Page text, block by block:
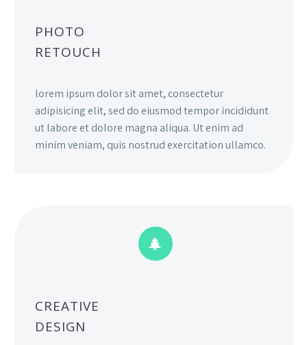
PHOTO
RETOUCH
lorem ipsum dolor sit amet, consectetur
adipisicing elit, sed do eiusmod tempor incididunt
ut labore et dolore magna aliqua. Ut enim ad
minim veniam, quis nostrud exercitation ullamco.


CREATIVE
DESIGN